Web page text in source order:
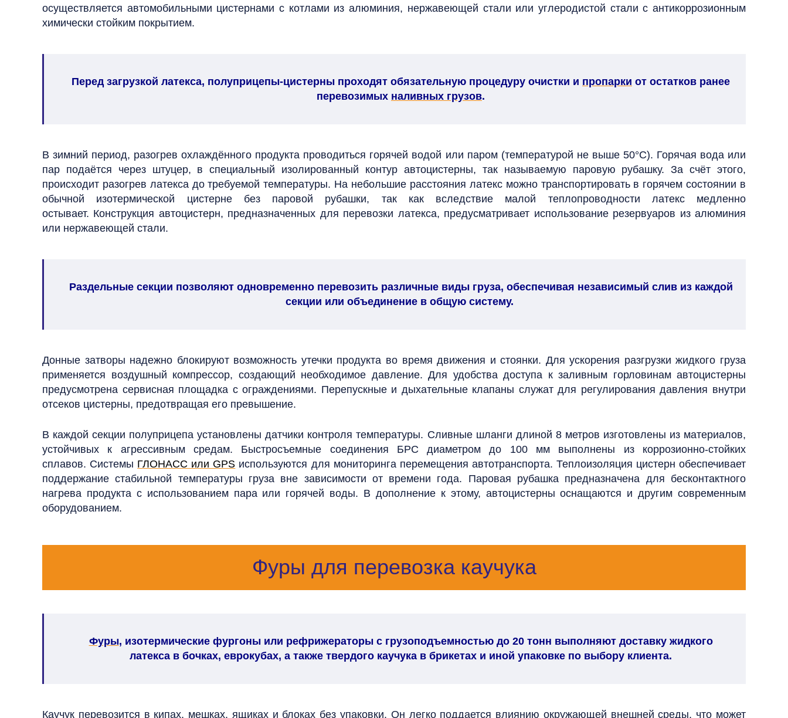
осуществляется автомобильными цистернами с котлами из алюминия, нержавеющей стали или углеродистой стали с антикоррозионным
химически стойким покрытием.
Перед загрузкой латекса, полуприцепы-цистерны проходят обязательную процедуру очистки и пропарки от остатков ранее
перевозимых наливных грузов.
В зимний период, разогрев охлаждённого продукта проводиться горячей водой или паром (температурой не выше 50°С). Горячая вода или
пар подаётся через штуцер, в специальный изолированный контур автоцистерны, так называемую паровую рубашку. За счёт этого,
происходит разогрев латекса до требуемой температуры. На небольшие расстояния латекс можно транспортировать в горячем состоянии в
обычной изотермической цистерне без паровой рубашки, так как вследствие малой теплопроводности латекс медленно
остывает. Конструкция автоцистерн, предназначенных для перевозки латекса, предусматривает использование резервуаров из алюминия
или нержавеющей стали.
Раздельные секции позволяют одновременно перевозить различные виды груза, обеспечивая независимый слив из каждой
секции или объединение в общую систему.
Донные затворы надежно блокируют возможность утечки продукта во время движения и стоянки. Для ускорения разгрузки жидкого груза
применяется воздушный компрессор, создающий необходимое давление. Для удобства доступа к заливным горловинам автоцистерны
предусмотрена сервисная площадка с ограждениями. Перепускные и дыхательные клапаны служат для регулирования давления внутри
отсеков цистерны, предотвращая его превышение.
В каждой секции полуприцепа установлены датчики контроля температуры. Сливные шланги длиной 8 метров изготовлены из материалов,
устойчивых к агрессивным средам. Быстросъемные соединения БРС диаметром до 100 мм выполнены из коррозионно-стойких
сплавов. Системы ГЛОНАСС или GPS используются для мониторинга перемещения автотранспорта. Теплоизоляция цистерн обеспечивает
поддержание стабильной температуры груза вне зависимости от времени года. Паровая рубашка предназначена для бесконтактного
нагрева продукта с использованием пара или горячей воды. В дополнение к этому, автоцистерны оснащаются и другим современным
оборудованием.
Фуры для перевозка каучука
Фуры, изотермические фургоны или рефрижераторы с грузоподъемностью до 20 тонн выполняют доставку жидкого
латекса в бочках, еврокубах, а также твердого каучука в брикетах и иной упаковке по выбору клиента.
Каучук перевозится в кипах, мешках, ящиках и блоках без упаковки. Он легко поддается влиянию окружающей внешней среды, что может